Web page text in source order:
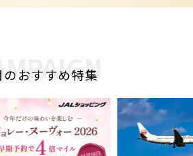
のおすすめ特集